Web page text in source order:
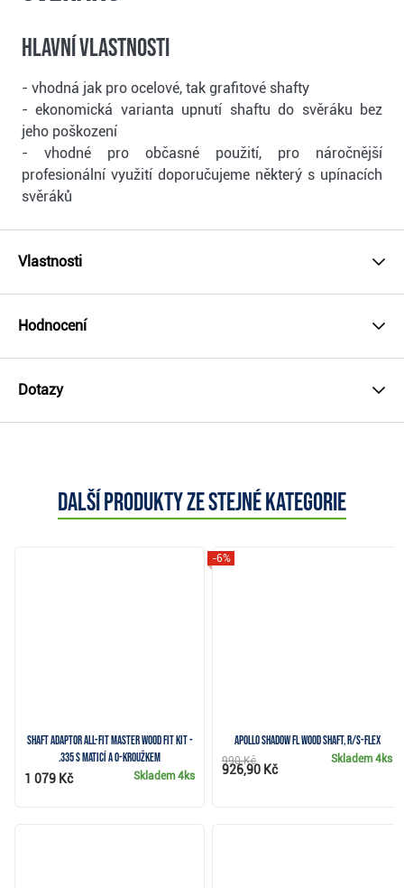
Hlavní vlastnosti
- vhodná jak pro ocelové, tak grafitové shafty
- ekonomická varianta upnutí shaftu do svěráku bez
jeho poškození
- vhodné pro občasné použití, pro náročnější
profesionální využití doporučujeme některý s upínacích
svěráků
Vlastnosti
Hodnocení
Dotazy
Další produkty ze stejné kategorie
Shaft Adaptor All-Fit Master Wood Fit Kit -
.335 s maticí a O-kroužkem
Skladem4ks
1 079 Kč
Apollo Shadow FL wood shaft, R/S-flex
-6%
Skladem4ks
990 Kč
926,90 Kč